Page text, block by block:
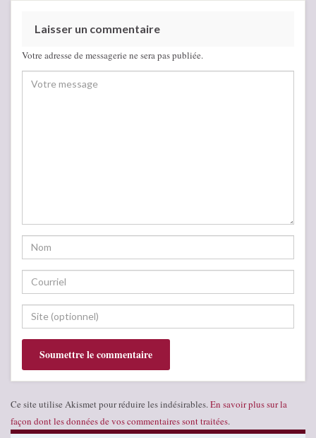
Laisser un commentaire
Votre adresse de messagerie ne sera pas publiée.
Ce site utilise Akismet pour réduire les indésirables. En savoir plus sur la
façon dont les données de vos commentaires sont traitées.